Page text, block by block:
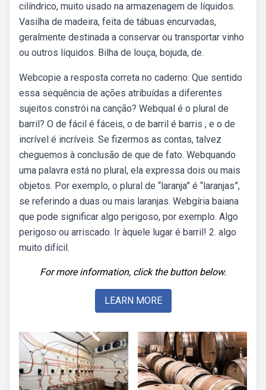
cilíndrico, muito usado na armazenagem de líquidos.
Vasilha de madeira, feita de tábuas encurvadas,
geralmente destinada a conservar ou transportar vinho
ou outros líquidos. Bilha de louça, bojuda, de.
Webcopie a resposta correta no caderno: Que sentido
essa sequência de ações atribuídas a diferentes
sujeitos constrói na canção? Webqual é o plural de
barril? O de fácil é fáceis, o de barril é barris , e o de
incrível é incríveis. Se fizermos as contas, talvez
cheguemos à conclusão de que de fato. Webquando
uma palavra está no plural, ela expressa dois ou mais
objetos. Por exemplo, o plural de “laranja” é “laranjas”,
se referindo a duas ou mais laranjas. Webgíria baiana
que pode significar algo perigoso, por exemplo. Algo
perigoso ou arriscado. Ir àquele lugar é barril! 2. algo
muito difícil.
For more information, click the button below.
LEARN MORE